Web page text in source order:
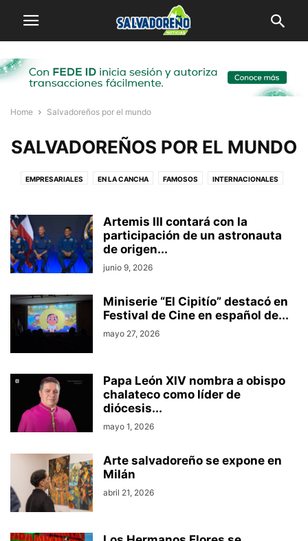
Home Salvadoreños por el mundo
SALVADOREÑOS POR EL MUNDO
EMPRESARIALES EN LA CANCHA FAMOSOS INTERNACIONALES
Artemis III contará con la
participación de un astronauta
de origen...
junio 9, 2026
Miniserie “El Cipitío” destacó en
Festival de Cine en español de...
mayo 27, 2026
Papa León XIV nombra a obispo
chalateco como líder de
diócesis...
mayo 1, 2026
Arte salvadoreño se expone en
Milán
abril 21, 2026